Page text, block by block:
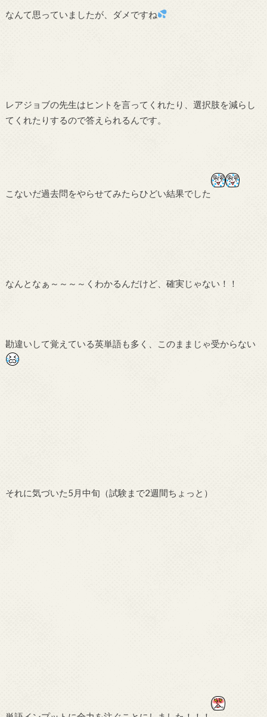
なんて思っていましたが、ダメですね
レアジョブの先生はヒントを言ってくれたり、選択肢を減らし
てくれたりするので答えられるんです。
こないだ過去問をやらせてみたらひどい結果でした
なんとなぁ～～～～くわかるんだけど、確実じゃない！！
勘違いして覚えている英単語も多く、このままじゃ受からない
それに気づいた5月中旬（試験まで2週間ちょっと）